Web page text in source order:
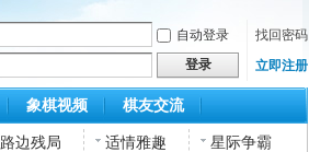
自动登录
找回密码
登录 立即注册
象棋视频 棋友交流
路边残局 适情雅趣
星际争霸